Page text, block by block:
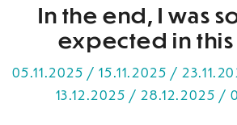
In the end, I was
expected in
05.11.2025 / 15.11.2025 /
13.12.2025 / 28.12.2025 /